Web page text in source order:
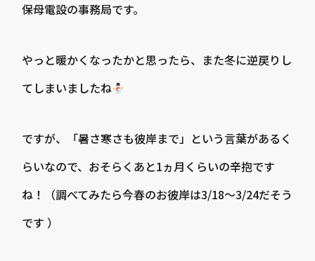
保母電設の事務局です。
やっと暖かくなったかと思ったら、また冬に逆戻りし
てしまいましたね
ですが、「暑さ寒さも彼岸まで」という言葉があるく
らいなので、おそらくあと1ヵ月くらいの辛抱です
ね！（調べてみたら今春のお彼岸は3/18～3/24だそう
です ）